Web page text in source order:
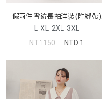
假兩件雪紡長袖洋裝(附綁帶)
MISS
L XL 2XL 3XL
NT.1150
NTD.1